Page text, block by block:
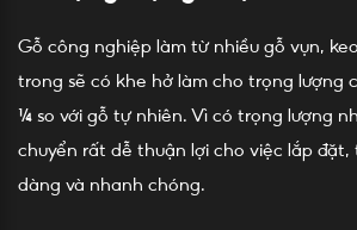
Gỗ công nghiệp làm từ nhiều gỗ vụn,
trong sẽ có khe hở làm cho trọng lượng
¼ so với gỗ tự nhiên. Vì có trọng lượng
chuyển rất dễ thuận lợi cho việc lắp đặt,
dàng và nhanh chóng.